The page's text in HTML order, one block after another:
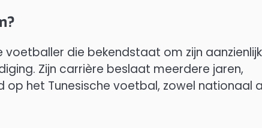
voetballer die bekendstaat om zijn
Zijn carrière beslaat meerdere jaren,
het Tunesische voetbal, zowel nationaal